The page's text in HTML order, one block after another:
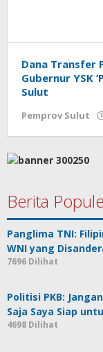
Dana Transfer
Gubernur YSK
Sulut
Pemprov Sulut
Berita
Panglima TNI:
WNI yang
7696 Dilihat
Politisi PKB:
Saja Saya Siap
4698 Dilihat